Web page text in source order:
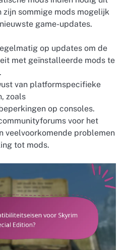
zijn sommige mods mogelijk
game-updates.
op updates om de
met geïnstalleerde mods te
van platformspecifieke
zoals
op consoles.
voor het
veelvoorkomende problemen
tot mods.